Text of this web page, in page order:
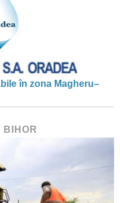
în zona Magheru–
BIHOR